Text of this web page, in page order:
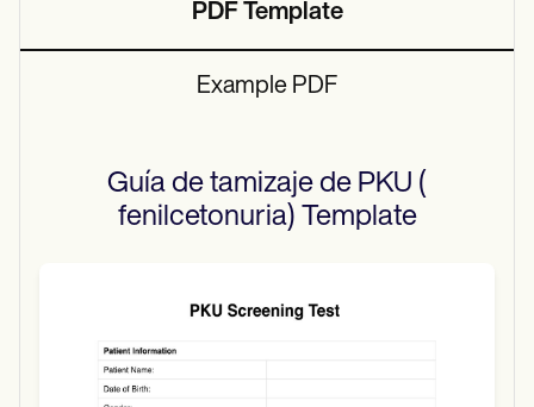
PDF Template
Example PDF
Guía de tamizaje de PKU (
fenilcetonuria) Template